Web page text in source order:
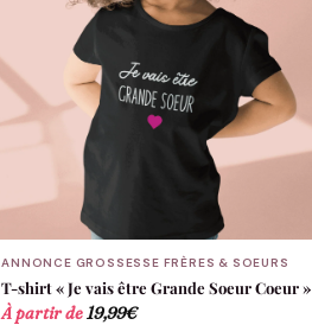
ANNONCE GROSSESSE FRÈRES & SOEURS
T-shirt « Je vais être Grande Soeur Coeur »
À partir de 19,99€